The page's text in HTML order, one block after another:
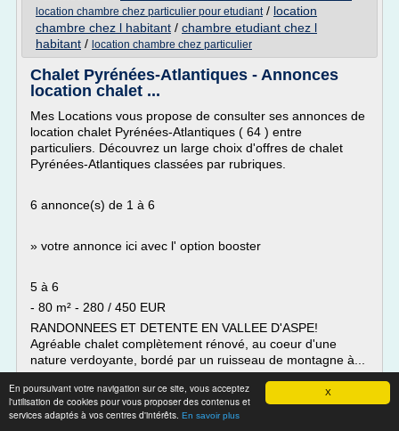
X
En poursuivant votre navigation sur ce site, vous acceptez
l'utilisation de cookies pour vous proposer des contenus et
services adaptés à vos centres d'intérêts. En savoir plus
location chambre chez particulier pour etudiant/ location
chambre chez l habitant / chambre etudiant chez l
habitant / location chambre chez particulier
Chalet Pyrénées-Atlantiques - Annonces
location chalet ...
Mes Locations vous propose de consulter ses annonces de
location chalet Pyrénées-Atlantiques ( 64 ) entre
particuliers. Découvrez un large choix d'offres de chalet
Pyrénées-Atlantiques classées par rubriques.
6 annonce(s) de 1 à 6
» votre annonce ici avec l' option booster
5 à 6
- 80 m² - 280 / 450 EUR
RANDONNEES ET DETENTE EN VALLEE D'ASPE!
Agréable chalet complètement rénové, au coeur d'une
nature verdoyante, bordé par un ruisseau de montagne à...
Lire la suite
Site :http://www.mes-locations.com